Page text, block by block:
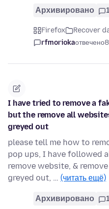
Архивировано
Firefox Recover
rfmoriokaотвечено
I have tried to remove a
but the remove all
greyed out
please tell me how to
pop ups, I have followed
remove website, &
greyed out, … (читать ещё)
Архивировано